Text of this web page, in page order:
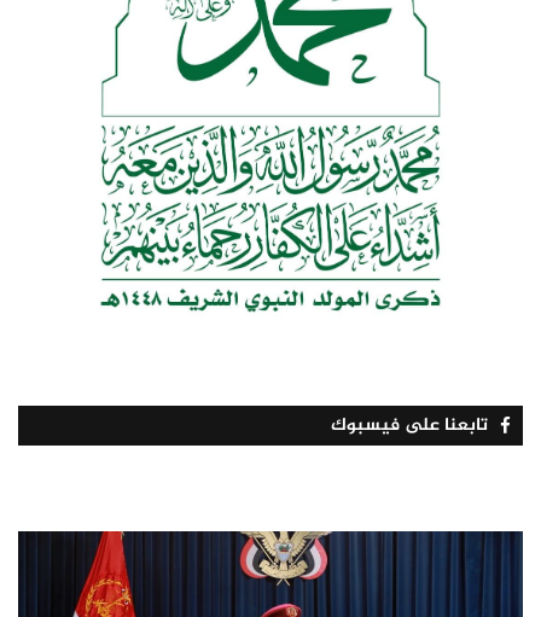
تابعنا على فيسبوك